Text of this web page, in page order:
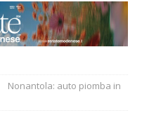
Nonantola: auto piomba in